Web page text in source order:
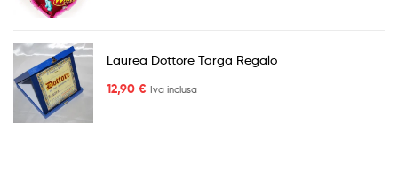
Laurea Dottore Targa Regalo
12,90 € Iva inclusa